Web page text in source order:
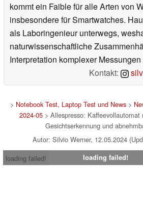
kommt ein Faible für alle Arten von
insbesondere für Smartwatches.
als Laboringenieur unterwegs,
naturwissenschaftliche
Interpretation komplexer
Kontakt:
> Notebook Test, Laptop Test und News>
2024-05> Allespresso: Kaffeevollautomat
Gesichtserkennung und
Autor: Silvio Werner, 12.05.2024
loading failed!
loading failed!